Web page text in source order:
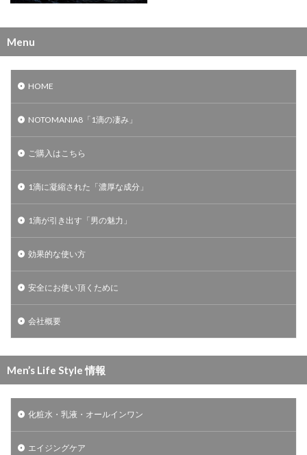
Menu
HOME
NOTOMANIA8「1滴の凄み」
ご購入はこちら
1滴に凝縮された「濃厚な成分」
1滴が引き出す「男の魅力」
効果的な使い方
安全にお使い頂くために
会社概要
Men’s Life Style 情報
化粧水・乳液・オールインワン
エイジングケア